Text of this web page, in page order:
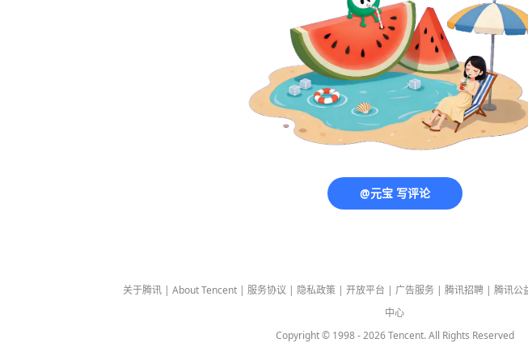
@元宝 写评论
关于腾讯 | About Tencent | 服务协议 | 隐私政策 | 开放平台 | 广告服务 | 腾讯招聘 | 腾讯公
中心
Copyright © 1998 -2026Tencent. All Rights Reserved